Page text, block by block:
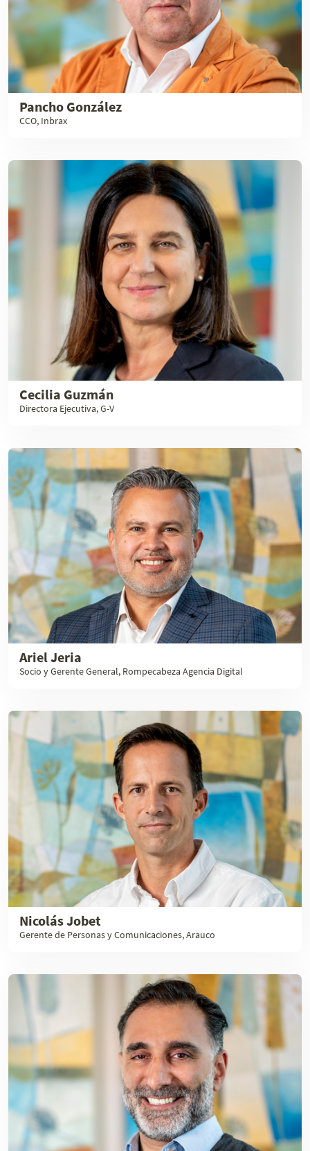
Pancho González
CCO, Inbrax
Cecilia Guzmán
Directora Ejecutiva, G-V
Ariel Jeria
Socio y Gerente General, Rompecabeza Agencia Digital
Nicolás Jobet
Gerente de Personas y Comunicaciones, Arauco